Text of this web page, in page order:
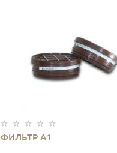
ФИЛЬТР А1